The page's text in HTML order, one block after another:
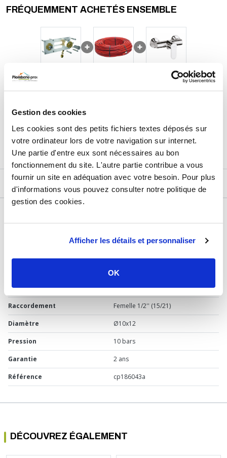
Gestion des cookies
Les cookies sont des petits fichiers textes déposés sur
votre ordinateur lors de votre navigation sur internet.
Une partie d'entre eux sont nécessaires au bon
fonctionnement du site. L'autre partie contribue a vous
fournir un site en adéquation avec votre besoin. Pour plus
d'informations vous pouvez consulter notre politique de
gestion des cookies.
Afficher les détails et personnaliser
OK
FRÉQUEMMENT ACHETÉS ENSEMBLE
Prix total de la sélection : 173,94€TTC
AJOUTER
Watts
Matière Acier galvanisé
Raccordement Femelle 1/2'' (15/21)
Diamètre Ø10x12
Pression 10 bars
Garantie 2 ans
Référence cp186043a
DÉCOUVREZ ÉGALEMENT